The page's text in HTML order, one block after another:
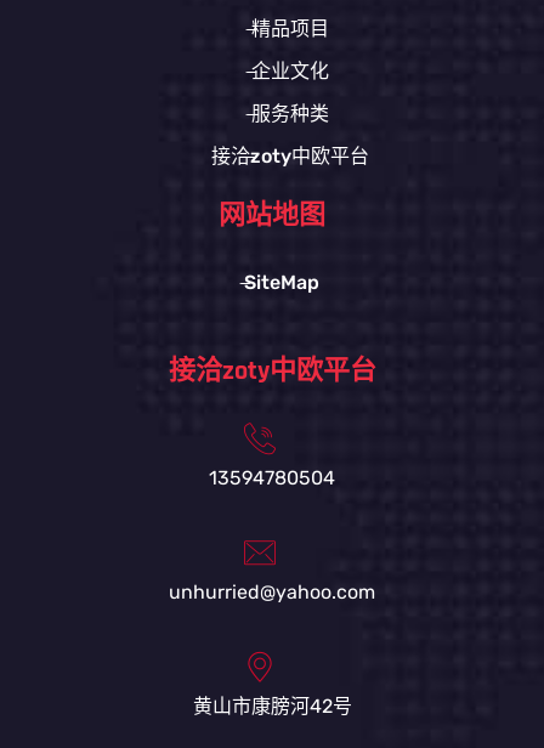
精品项目
企业文化
服务种类
接洽zoty中欧平台
网站地图
SiteMap
接洽zoty中欧平台
13594780504
unhurried@yahoo.com
黄山市康膀河42号